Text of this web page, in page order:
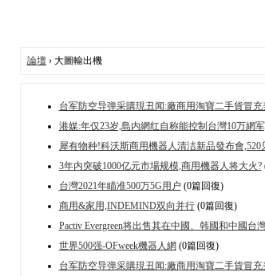
論壇› 大圖輸出機
台军防空导弹采購現丑闻:廠商用淘寶二手貨冒充
港媒:年仅23岁,島内網红自称能控制台灣10万網
犀有物种!科沃斯商用機器人清洁新品發布會,520
3年内突破1000亿元市場规模,商用機器人将大火?
台灣2021年瞄准500万5G用户 (0篇回復)
商用&家用,INDEMIND双向并行(0篇回復)
Pactiv Evergreen将出售其在中國、韩國和中國台
世界500强-OFweek機器人網 (0篇回復)
台军防空导弹采購現丑闻:廠商用淘寶二手貨冒充